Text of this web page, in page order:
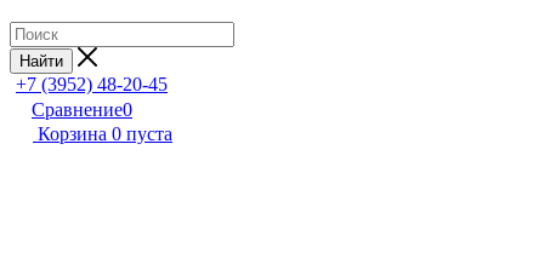
Найти
+7 (3952) 48-20-45
Сравнение0
Корзина 0 пуста